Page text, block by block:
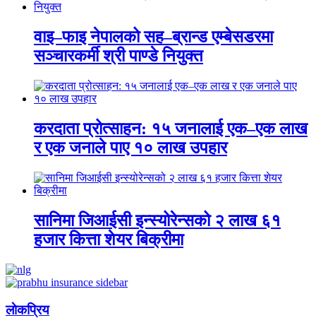
वाइ–फाइ नेपालको सह–ब्रान्ड एम्बेसडरमा
सञ्चारकर्मी श्री पाण्डे नियुक्त
करदाता प्रोत्साहन: १५ जनालाई एक–एक लाख
र एक जनाले पाए १० लाख उपहार
सानिमा जिआईसी इन्स्योरेन्सको २ लाख ६१
हजार कित्ता शेयर बिक्रीमा
लाेकप्रिय